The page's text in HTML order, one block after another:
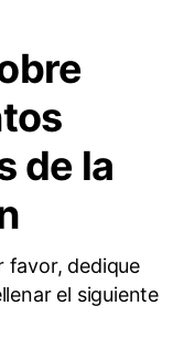
de la
favor, dedique
el siguiente